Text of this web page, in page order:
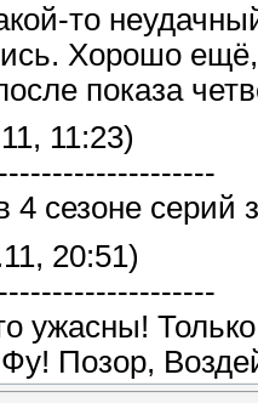
то
Хорошо
показа
11:23)
4 сезоне серий
20:51)
ужасны!
Позор,